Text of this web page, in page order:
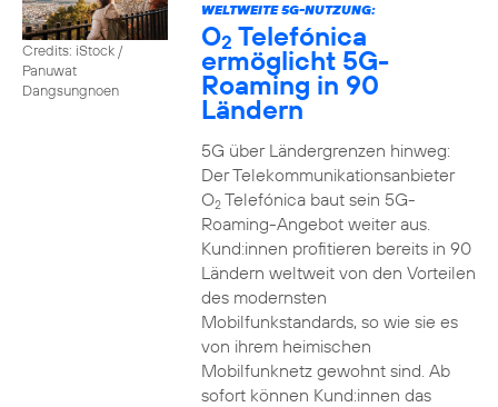
Credits: iStock /
Panuwat
Dangsungnoen
WELTWEITE 5G-NUTZUNG:
O2 Telefónica
ermöglicht 5G-
Roaming in 90
Ländern
5G über Ländergrenzen hinweg:
Der Telekommunikationsanbieter
O2Telefónica baut sein 5G-
Roaming-Angebot weiter aus.
Kund:innen profitieren bereits in 90
Ländern weltweit von den Vorteilen
des modernsten
Mobilfunkstandards, so wie sie es
von ihrem heimischen
Mobilfunknetz gewohnt sind. Ab
sofort können Kund:innen das